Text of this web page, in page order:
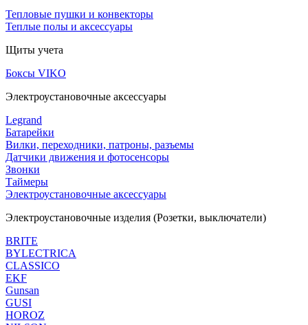
Тепловые пушки и конвекторы
Теплые полы и аксессуары
Щиты учета
Боксы VIKO
Электроустановочные аксессуары
Legrand
Батарейки
Вилки, переходники, патроны, разъемы
Датчики движения и фотосенсоры
Звонки
Таймеры
Электроустановочные аксессуары
Электроустановочные изделия (Розетки, выключатели)
BRITE
BYLECTRICA
CLASSICO
EKF
Gunsan
GUSI
HOROZ